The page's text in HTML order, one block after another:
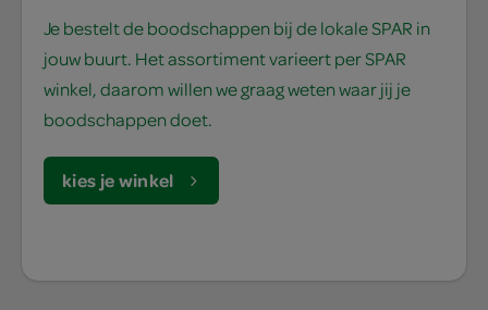
Je bestelt de boodschappen bij de lokale SPAR in
jouw buurt. Het assortiment varieert per SPAR
winkel, daarom willen we graag weten waar jij je
boodschappen doet.
kies je winkel